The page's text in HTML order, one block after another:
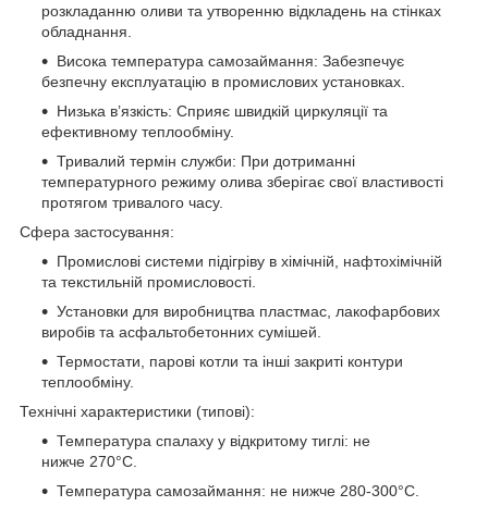
розкладанню оливи та утворенню відкладень на стінках
обладнання.
Висока температура самозаймання: Забезпечує
безпечну експлуатацію в промислових установках.
Низька в’язкість: Сприяє швидкій циркуляції та
ефективному теплообміну.
Тривалий термін служби: При дотриманні
температурного режиму олива зберігає свої властивості
протягом тривалого часу.
Сфера застосування:
Промислові системи підігріву в хімічній, нафтохімічній
та текстильній промисловості.
Установки для виробництва пластмас, лакофарбових
виробів та асфальтобетонних сумішей.
Термостати, парові котли та інші закриті контури
теплообміну.
Технічні характеристики (типові):
Температура спалаху у відкритому тиглі: не
нижче 270°C.
Температура самозаймання: не нижче 280-300°C.